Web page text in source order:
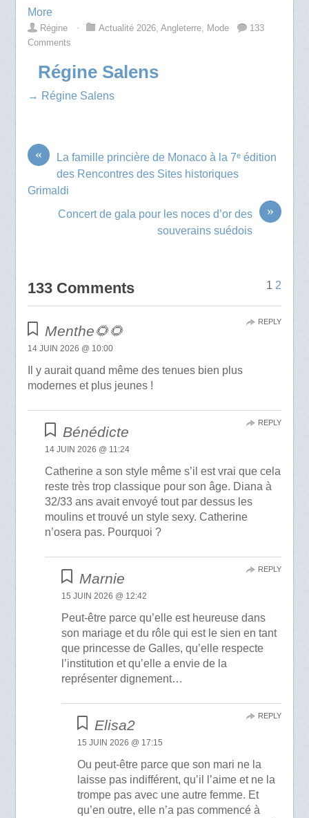
More
Régine ⋅ Actualité 2026, Angleterre, Mode
133
Comments
Régine Salens
→ Régine Salens
«
La famille princière de Monaco à la 7ᵉ édition
des Rencontres des Sites historiques
Grimaldi
»
Concert de gala pour les noces d’or des
souverains suédois
133 Comments 1 2
Menthe🌻🌻
14 JUIN 2026 @ 10:00
Il y aurait quand même des tenues bien plus
modernes et plus jeunes !
REPLY
Bénédicte
14 JUIN 2026 @ 11:24
Catherine a son style même s’il est vrai que cela
reste très trop classique pour son âge. Diana à
32/33 ans avait envoyé tout par dessus les
moulins et trouvé un style sexy. Catherine
n’osera pas. Pourquoi ?
REPLY
Marnie
15 JUIN 2026 @ 12:42
Peut-être parce qu’elle est heureuse dans
son mariage et du rôle qui est le sien en tant
que princesse de Galles, qu’elle respecte
l’institution et qu’elle a envie de la
représenter dignement…
REPLY
Elisa2
15 JUIN 2026 @ 17:15
Ou peut-être parce que son mari ne la
laisse pas indifférent, qu’il l’aime et ne la
trompe pas avec une autre femme. Et
qu’en outre, elle n’a pas commencé à
REPLY